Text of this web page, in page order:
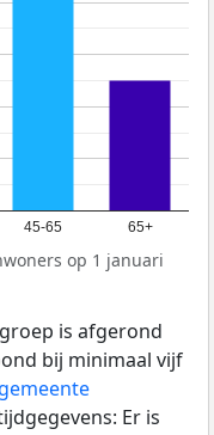
45-65 65+
op 1 januari
is afgerond
bij minimaal vijf
Er is